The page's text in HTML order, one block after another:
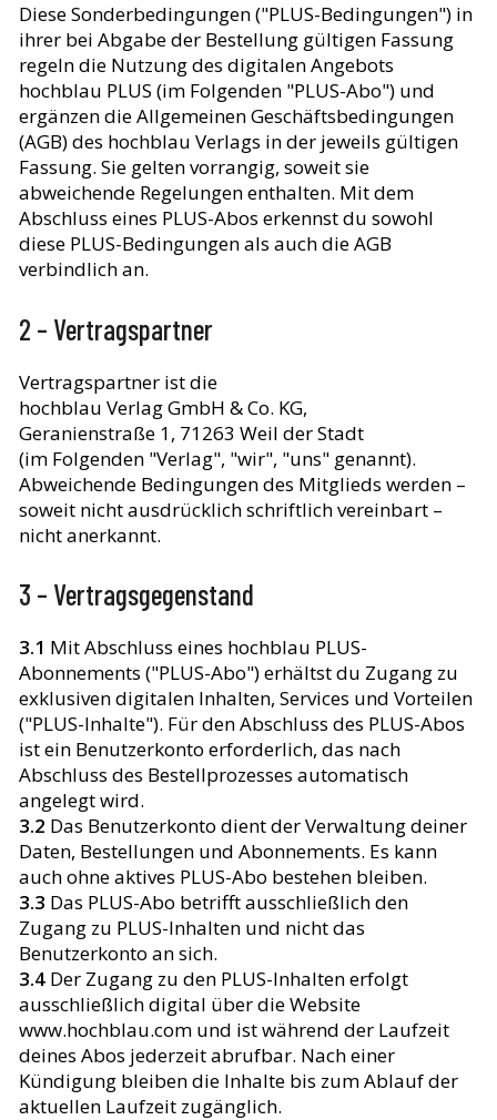
Diese Sonderbedingungen ("PLUS-Bedingungen") in
ihrer bei Abgabe der Bestellung gültigen Fassung
regeln die Nutzung des digitalen Angebots
hochblau PLUS (im Folgenden "PLUS-Abo") und
ergänzen die Allgemeinen Geschäftsbedingungen
(AGB) des hochblau Verlags in der jeweils gültigen
Fassung. Sie gelten vorrangig, soweit sie
abweichende Regelungen enthalten. Mit dem
Abschluss eines PLUS-Abos erkennst du sowohl
diese PLUS-Bedingungen als auch die AGB
verbindlich an.
2 – Vertragspartner
Vertragspartner ist die
hochblau Verlag GmbH & Co. KG,
Geranienstraße 1, 71263 Weil der Stadt
(im Folgenden "Verlag", "wir", "uns" genannt).
Abweichende Bedingungen des Mitglieds werden –
soweit nicht ausdrücklich schriftlich vereinbart –
nicht anerkannt.
3 – Vertragsgegenstand
3.1 Mit Abschluss eines hochblau PLUS-
Abonnements ("PLUS-Abo") erhältst du Zugang zu
exklusiven digitalen Inhalten, Services und Vorteilen
("PLUS-Inhalte"). Für den Abschluss des PLUS-Abos
ist ein Benutzerkonto erforderlich, das nach
Abschluss des Bestellprozesses automatisch
angelegt wird.
3.2 Das Benutzerkonto dient der Verwaltung deiner
Daten, Bestellungen und Abonnements. Es kann
auch ohne aktives PLUS-Abo bestehen bleiben.
3.3 Das PLUS-Abo betrifft ausschließlich den
Zugang zu PLUS-Inhalten und nicht das
Benutzerkonto an sich.
3.4 Der Zugang zu den PLUS-Inhalten erfolgt
ausschließlich digital über die Website
www.hochblau.com und ist während der Laufzeit
deines Abos jederzeit abrufbar. Nach einer
Kündigung bleiben die Inhalte bis zum Ablauf der
aktuellen Laufzeit zugänglich.